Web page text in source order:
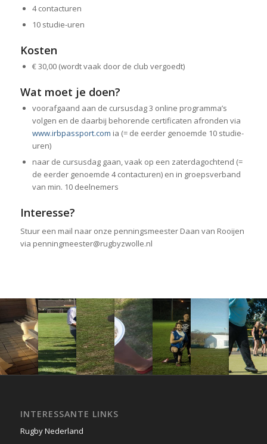
4 contacturen
10 studie-uren
Kosten
€ 30,00 (wordt vaak door de club vergoedt)
Wat moet je doen?
voorafgaand aan de cursusdag 3 online programma’s
volgen en de daarbij behorende certificaten afronden via
www.irbpassport.com ia (= de eerder genoemde 10 studie-
uren)
naar de cursusdag gaan, vaak op een zaterdagochtend (=
de eerder genoemde 4 contacturen) en in groepsverband
van min. 10 deelnemers
Interesse?
Stuur een mail naar onze penningsmeester Daan van Rooijen
via penningmeester@rugbyzwolle.nl
INTERESSANTE LINKS
Rugby Nederland